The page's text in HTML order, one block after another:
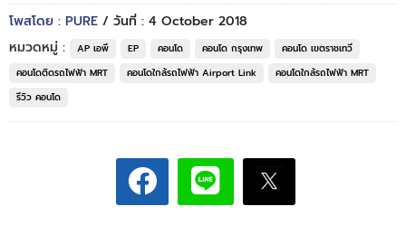
โพสโดย : PURE / วันที่ : 4 October 2018
หมวดหมู่ :
AP เอพี EP คอนโด คอนโด กรุงเทพ
คอนโด เขตราชเทวี
คอนโดติดรถไฟฟ้า MRT
คอนโดใกล้รถไฟฟ้า Airport Link
คอนโดใกล้รถไฟฟ้า MRT
รีวิว คอนโด